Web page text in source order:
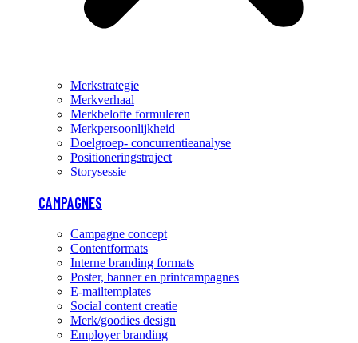
Merkstrategie
Merkverhaal
Merkbelofte formuleren
Merkpersoonlijkheid
Doelgroep- concurrentieanalyse
Positioneringstraject
Storysessie
CAMPAGNES
Campagne concept
Contentformats
Interne branding formats
Poster, banner en printcampagnes
E-mailtemplates
Social content creatie
Merk/goodies design
Employer branding